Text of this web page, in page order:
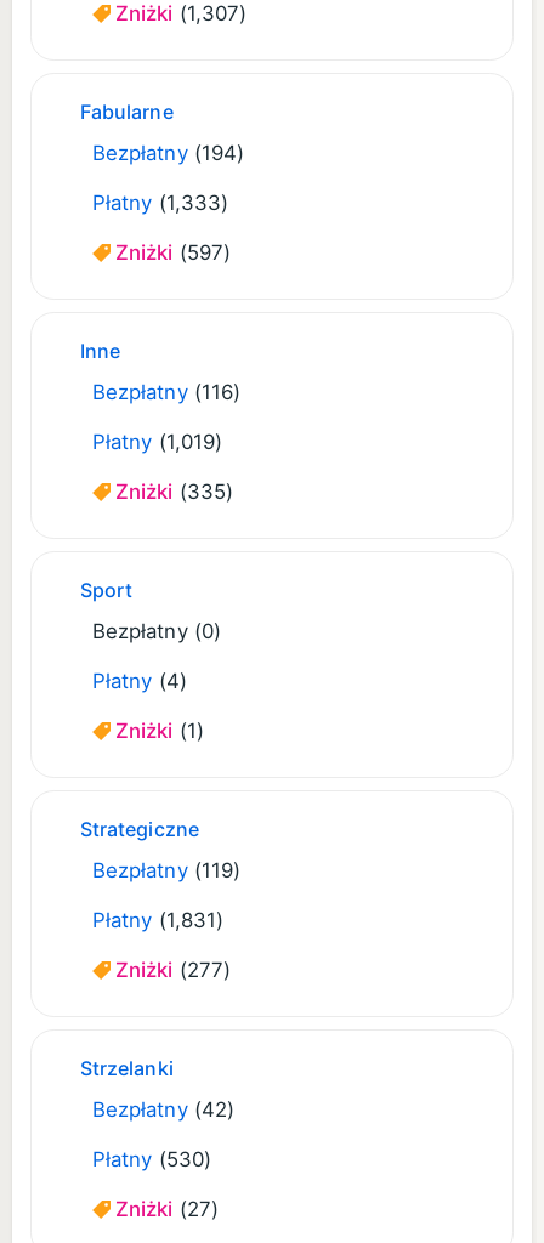
Zniżki (1,307)
Fabularne
Bezpłatny (194)
Płatny (1,333)
Zniżki (597)
Inne
Bezpłatny (116)
Płatny (1,019)
Zniżki (335)
Sport
Bezpłatny (0)
Płatny (4)
Zniżki (1)
Strategiczne
Bezpłatny (119)
Płatny (1,831)
Zniżki (277)
Strzelanki
Bezpłatny (42)
Płatny (530)
Zniżki (27)